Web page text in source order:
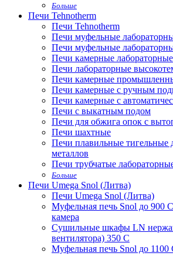
Больше
Печи Tehnotherm
Печи Tehnotherm
Печи муфельные
Печи муфельные
Печи камерные лабораторные
Печи лабораторные
Печи камерные
Печи камерные с ручным
Печи камерные с
Печи с выкатным подом
Печи для обжига опок с
Печи шахтные
Печи плавильные тигельные
металлов
Печи трубчатые
Больше
Печи Umega Snol (Литва)
Печи Umega Snol (Литва)
Муфельная печь Snol до 900
камера
Сушильные шкафы LN
вентилятора) 350 С
Муфельная печь Snol до 1100